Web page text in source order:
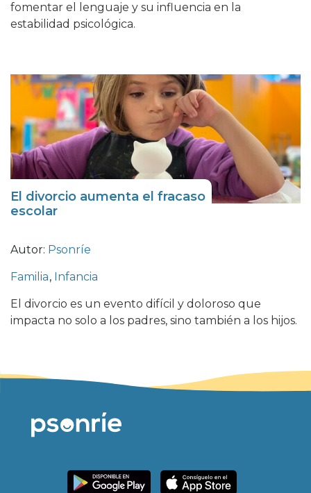
fomentar el lenguaje y su influencia en la
estabilidad psicológica.
El divorcio aumenta el fracaso
escolar
Autor: Psonríe
Familia, Infancia
El divorcio es un evento difícil y doloroso que
impacta no solo a los padres, sino también a los hijos.